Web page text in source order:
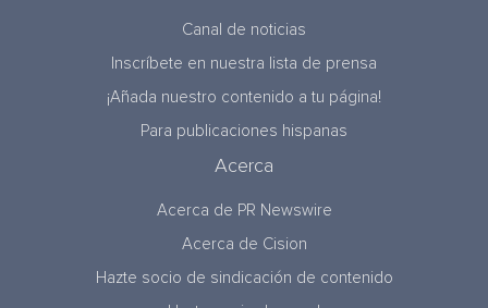
Canal de noticias
Inscríbete en nuestra lista de prensa
¡Añada nuestro contenido a tu página!
Para publicaciones hispanas
Acerca
Acerca de PR Newswire
Acerca de Cision
Hazte socio de sindicación de contenido